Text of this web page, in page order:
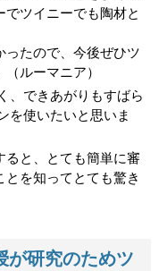
ツイニーでも陶材と
たので、今後ぜひツ
ルーマニア）
、できあがりもすばら
を使いたいと思いま
ると、とても簡単に審
を知ってとても驚き
が研究のためツ